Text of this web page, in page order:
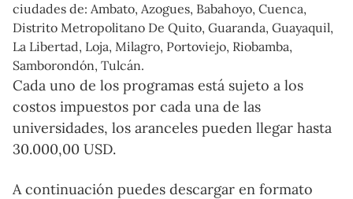
ciudades de: Ambato, Azogues, Babahoyo, Cuenca,
Distrito Metropolitano De Quito, Guaranda, Guayaquil,
La Libertad, Loja, Milagro, Portoviejo, Riobamba,
Samborondón, Tulcán.
Cada uno de los programas está sujeto a los
costos impuestos por cada una de las
universidades, los aranceles pueden llegar hasta
30.000,00 USD.
A continuación puedes descargar en formato